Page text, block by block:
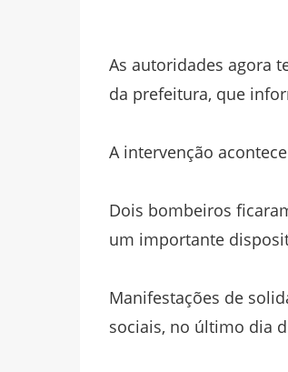
As autoridades agora
da prefeitura, que
A intervenção
Dois bombeiros
um importante
Manifestações de
sociais, no último dia